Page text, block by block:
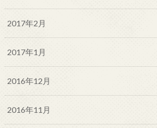
2017年2月
2017年1月
2016年12月
2016年11月